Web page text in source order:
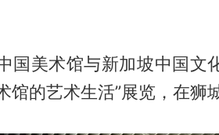
国美术馆与新加坡中国文
的艺术生活”展览，在狮